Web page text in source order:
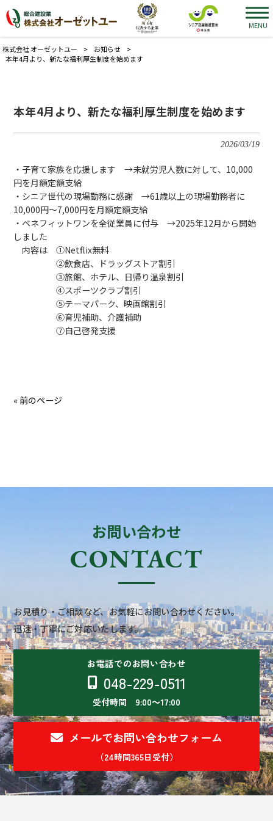
MENU
株式会社 オーゼットユー > お知らせ
>
本年4月より、新たな福利厚生制度を始めます
本年4月より、新たな福利厚生制度を始めます
2026/03/19
・子育て家族を応援します →未就労児人数に対して、10,000
円を月額定額支給
・シニア世代の現場勤務に感謝 →61歳以上の現場勤務者に
10,000円～7,000円を月額定額支給
・ベネフィットワンを全従業員に付与 →2025年12月から開始
しました
内容は ①Netflix無料
②飲食店、ドラッグストア割引
③旅館、ホテル、日帰り温泉割引
④スポーツクラブ割引
⑤テーマパーク、映画館割引
⑥育児補助、介護補助
⑦自己啓発支援
« 前のページ
お問い合わせ
CONTACT
お見積り・ご相談など、お気軽にお問い合わせください。
迅速・丁寧にご対応いたします。
お電話でのお問い合わせ
048-229-0511
受付時間 9:00～17:00
メールでお問い合わせフォーム
（24時間365日受付）